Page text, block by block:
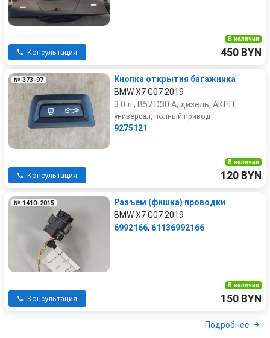
Консультация
В наличии
450 BYN
№ 373-97
Кнопка открытия багажника
BMW X7 G07 2019
3.0 л., B57 D30 A, дизель, АКПП
универсал, полный привод
9275121
Консультация
В наличии
120 BYN
№ 1410-2015
Разъем (фишка) проводки
BMW X7 G07 2019
6992166, 61136992166
Консультация
В наличии
150 BYN
Подробнее